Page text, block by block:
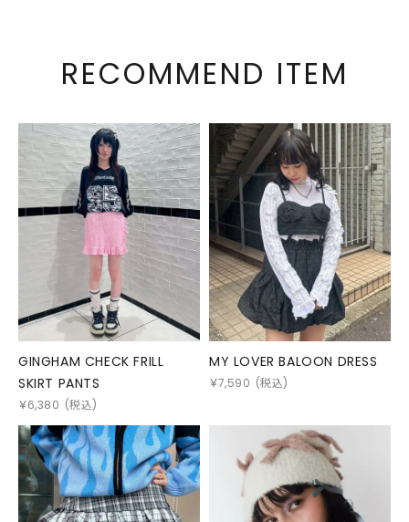
RECOMMEND ITEM
GINGHAM CHECK FRILL
SKIRT PANTS
￥6,380 (税込)
MY LOVER BALOON DRESS
￥7,590 (税込)